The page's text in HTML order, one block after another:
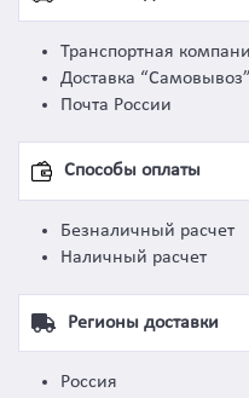
Транспортная
Доставка “Самовывоз”
Почта России
Способы оплаты
Безналичный расчет
Наличный расчет
Регионы доставки
Россия